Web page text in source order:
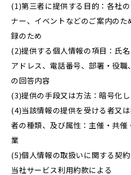
(1)第三者に提供する目的：各社
ナー、イベントなどのご案内の
録のため
(2)提供する個人情報の項目：氏
アドレス、電話番号、部署・役職
の回答内容
(3)提供の手段又は方法：暗号化
(4)当該情報の提供を受ける者又
者の種類、及び属性：主催・共
業
(5)個人情報の取扱いに関する契
当社サービス利用約款による